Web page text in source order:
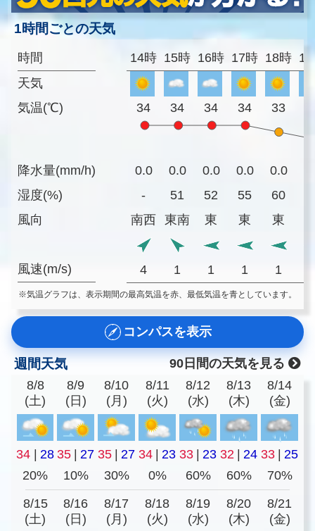
1時間ごとの天気
時間
天気
気温(℃)
降水量(mm/h)
湿度(%)
風向
風速(m/s)
14時 15時 16時 17時 18時
34 34 34 34 33
0.0 0.0 0.0 0.0 0.0
-
51 52 55 60
南西
東南 東 東 東
4 1 1 1 1
※気温グラフは、表示期間の最高気温を赤、最低気温を青としています。
コンパスを表示
週間天気
90日間の天気を見る
8/8
(土)
8/9
(日)
8/10
(月)
8/11
(火)
8/12
(水)
8/13
(木)
8/14
(金)
34 28 35 27 35 27 34 23 33 23 32 24 33
25
20%
10% 30% 0% 60% 60% 70%
8/15
(土)
8/16
(日)
8/17
(月)
8/18
(火)
8/19
(水)
8/20
(木)
8/21
(金)